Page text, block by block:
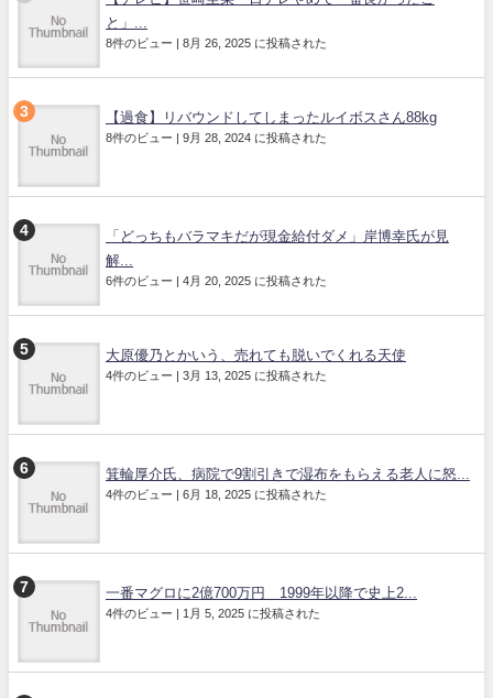
と」...
8件のビュー | 8月 26, 2025 に投稿された
【過食】リバウンドしてしまったルイボスさん88kg
8件のビュー | 9月 28, 2024 に投稿された
「どっちもバラマキだが現金給付ダメ」岸博幸氏が見
解...
6件のビュー | 4月 20, 2025 に投稿された
大原優乃とかいう、売れても脱いでくれる天使
4件のビュー | 3月 13, 2025 に投稿された
箕輪厚介氏、病院で9割引きで湿布をもらえる老人に怒...
4件のビュー | 6月 18, 2025 に投稿された
一番マグロに2億700万円 1999年以降で史上2...
4件のビュー | 1月 5, 2025 に投稿された